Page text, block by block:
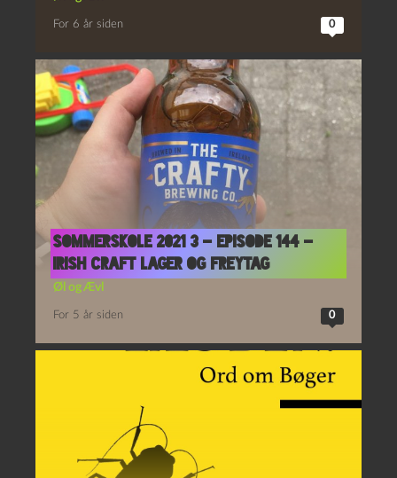
For 6 år siden 0
Sommerskole 2021 3 – Episode 144 –
Irish Craft Lager og Freytag
Øl og Ævl
For 5 år siden 0